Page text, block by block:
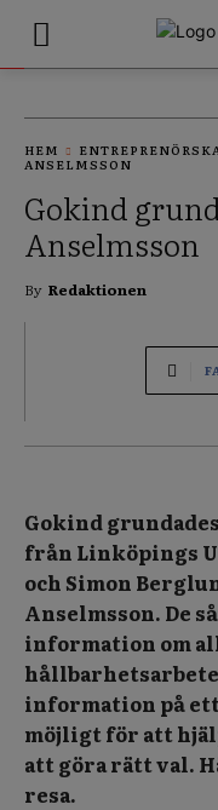
HEM
ANSELMSSON
Gokind
Anselmsson
By Redaktionen
Gokind
från Linköpings
och Simon
Anselmsson. De
information om
information på
möjligt för att
att göra rätt val.
resa.